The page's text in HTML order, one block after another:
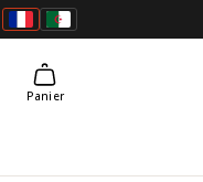
Panier